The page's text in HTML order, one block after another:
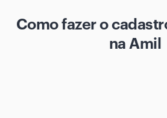
Como fazer o
na Amil